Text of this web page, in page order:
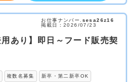
お仕事ナンバー. sesa26z16
掲載日：2026/07/23
用あり】即日～フード販売契
複数名募集 新卒・第二新卒OK